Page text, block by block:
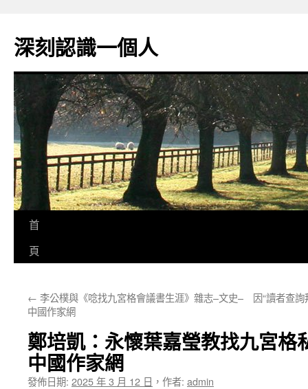
主
要
深刻認識一個人
首
頁
← 李公樸與《唸找九宮格會議書生涯》雜志–文史–
中國作家網
因“讀者查
鄭培凱：永懷葉嘉瑩教找九宮格
中國作家網
發佈日期: 2025 年 3 月 12 日 ， 作者: admin